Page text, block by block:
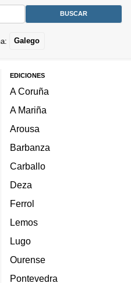
Galego
EDICIONES
A Coruña
A Mariña
Arousa
Barbanza
Carballo
Deza
Ferrol
Lemos
Lugo
Ourense
Pontevedra